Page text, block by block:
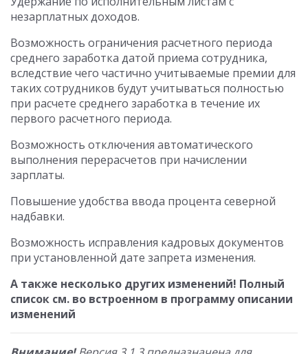
незарплатных доходов.
Возможность ограничения расчетного периода
среднего заработка датой приема сотрудника,
вследствие чего частично учитываемые премии для
таких сотрудников будут учитываться полностью
при расчете среднего заработка в течение их
первого расчетного периода.
Возможность отключения автоматического
выполнения перерасчетов при начислении
зарплаты.
Повышение удобства ввода процента северной
надбавки.
Возможность исправления кадровых документов
при установленной дате запрета изменения.
А также несколько других изменений! Полный
список см. во встроенном в программу описании
изменений